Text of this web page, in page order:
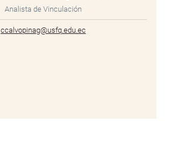
Analista de Vinculación
ccalvopinag@usfq.edu.ec